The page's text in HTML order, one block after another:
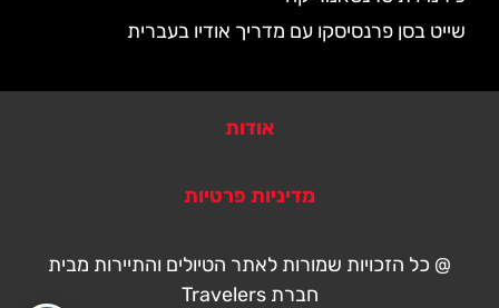
שייט בסן פרנסיסקו עם מדריך אודיו בעברית
אודות
מדיניות פרטיות
@ כל הזכויות שמורות לאתר הטיולים והתיירות מבית
חברת Travelers